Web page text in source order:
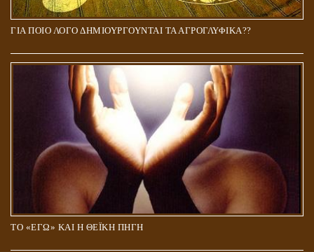
ΓΙΑ ΠΟΙΟ ΛΟΓΟ ΔΗΜΙΟΥΡΓΟΥΝΤΑΙ ΤΑ ΑΓΡΟΓΛΥΦΙΚΑ??
ΤΟ «ΕΓΩ» ΚΑΙ Η ΘΕΪΚΗ ΠΗΓΗ